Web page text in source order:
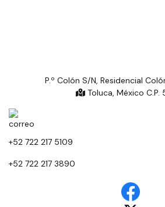
P.º Colón S/N, Residencial
Toluca, México C.P.
+52 722 217 5109
+52 722 217 3890